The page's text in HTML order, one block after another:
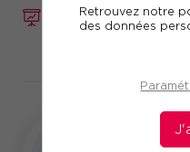
Retrouvez notre
des données
FORMATION